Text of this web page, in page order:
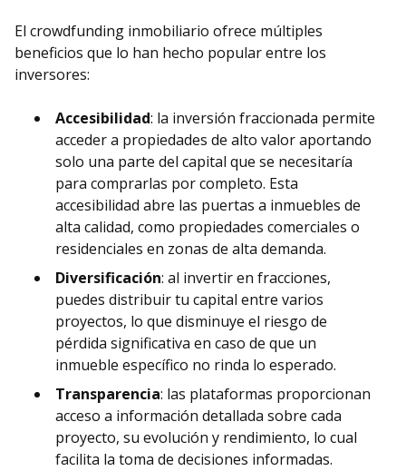
El crowdfunding inmobiliario ofrece múltiples
beneficios que lo han hecho popular entre los
inversores:
Accesibilidad: la inversión fraccionada permite
acceder a propiedades de alto valor aportando
solo una parte del capital que se necesitaría
para comprarlas por completo. Esta
accesibilidad abre las puertas a inmuebles de
alta calidad, como propiedades comerciales o
residenciales en zonas de alta demanda.
Diversificación: al invertir en fracciones,
puedes distribuir tu capital entre varios
proyectos, lo que disminuye el riesgo de
pérdida significativa en caso de que un
inmueble específico no rinda lo esperado.
Transparencia: las plataformas proporcionan
acceso a información detallada sobre cada
proyecto, su evolución y rendimiento, lo cual
facilita la toma de decisiones informadas.